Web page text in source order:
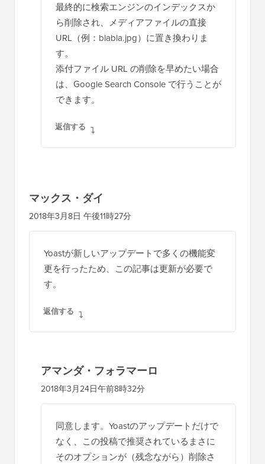
最終的に検索エンジンのインデックスか
ら削除され、メディアファイルの直接
URL（例：blabla.jpg）に置き換わりま
す。
添付ファイル URL の削除を早めたい場合
は、Google Search Console で行うことが
できます。
返信する
マックス・ダイ
2018年3月8日 午後11時27分
Yoastが新しいアップデートで多くの機能変
更を行ったため、この記事は更新が必要で
す。
返信する
アマンダ・フォラマーロ
2018年3月24日午前8時32分
同意します。Yoastのアップデートだけで
なく、この投稿で推奨されているまさに
そのオプションが（残念ながら）削除さ